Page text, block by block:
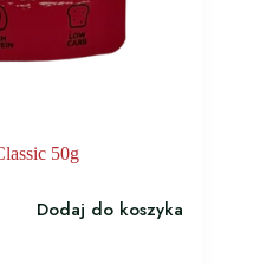
50g
Dodaj do koszyka